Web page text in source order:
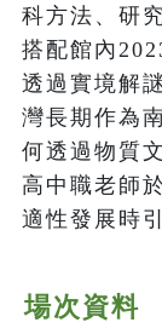
科方法、研
搭配館內
透過實境解
灣長期作為
何透過物質
高中職老師
適性發展時
場次資料